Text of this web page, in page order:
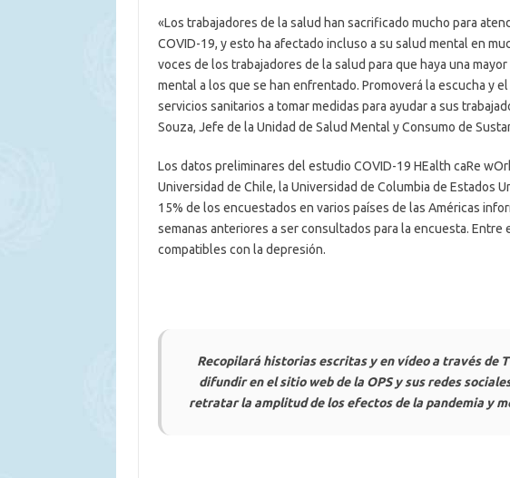
«Los trabajadores de la salud han sacrificado mucho para
COVID-19, y esto ha afectado incluso a su salud mental en
voces de los trabajadores de la salud para que haya una
mental a los que se han enfrentado. Promoverá la escucha y
servicios sanitarios a tomar medidas para ayudar a sus
Souza, Jefe de la Unidad de Salud Mental y Consumo de
Los datos preliminares del estudio COVID-19 HEalth caRe
Universidad de Chile, la Universidad de Columbia de Estados
15% de los encuestados en varios países de las Américas
semanas anteriores a ser consultados para la encuesta. Entre
compatibles con la depresión.
Recopilará historias escritas y en vídeo a través de
difundir en el sitio web de la OPS y sus redes
retratar la amplitud de los efectos de la pandemia y